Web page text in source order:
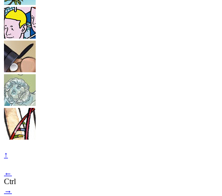
↑
←
Ctrl
→